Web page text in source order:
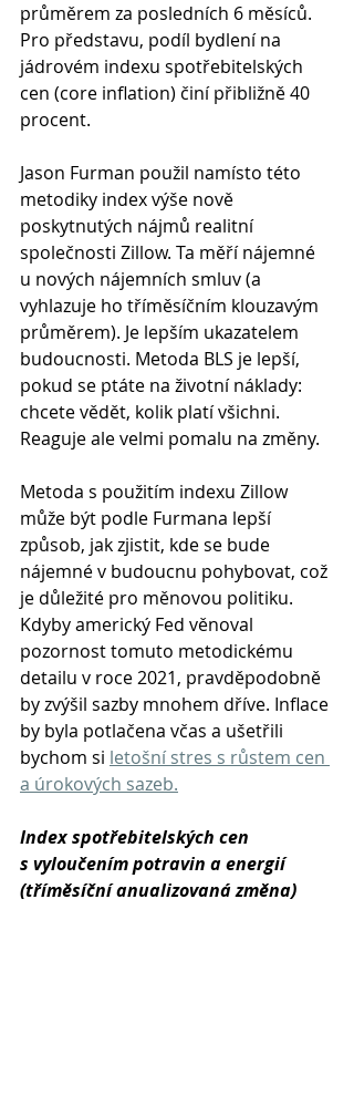
průměrem za posledních 6 měsíců.
Pro představu, podíl bydlení na
jádrovém indexu spotřebitelských
cen (core inflation) činí přibližně 40
procent.
Jason Furman použil namísto této
metodiky index výše nově
poskytnutých nájmů realitní
společnosti Zillow. Ta měří nájemné
u nových nájemních smluv (a
vyhlazuje ho tříměsíčním klouzavým
průměrem). Je lepším ukazatelem
budoucnosti. Metoda BLS je lepší,
pokud se ptáte na životní náklady:
chcete vědět, kolik platí všichni.
Reaguje ale velmi pomalu na změny.
Metoda s použitím indexu Zillow
může být podle Furmana lepší
způsob, jak zjistit, kde se bude
nájemné v budoucnu pohybovat, což
je důležité pro měnovou politiku.
Kdyby americký Fed věnoval
pozornost tomuto metodickému
detailu v roce 2021, pravděpodobně
by zvýšil sazby mnohem dříve. Inflace
by byla potlačena včas a ušetřili
bychom si letošní stres s růstem cen
a úrokových sazeb.
Index spotřebitelských cen
s vyloučením potravin a energií
(tříměsíční anualizovaná změna)